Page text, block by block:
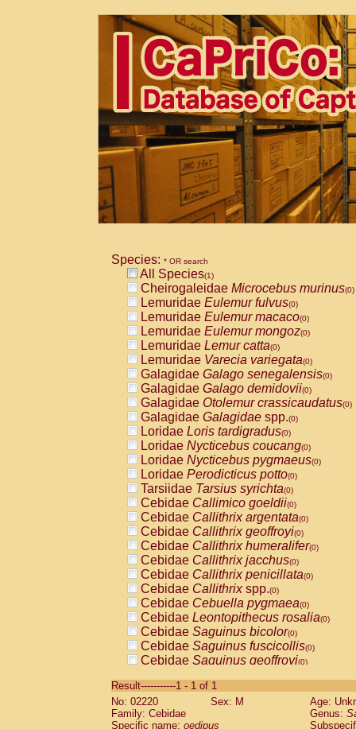
Species: * OR search
All Species(1)
Cheirogaleidae Microcebus murinus(0)
Lemuridae Eulemur fulvus(0)
Lemuridae Eulemur macaco(0)
Lemuridae Eulemur mongoz(0)
Lemuridae Lemur catta(0)
Lemuridae Varecia variegata(0)
Galagidae Galago senegalensis(0)
Galagidae Galago demidovii(0)
Galagidae Otolemur crassicaudatus(0)
Galagidae Galagidae spp.(0)
Loridae Loris tardigradus(0)
Loridae Nycticebus coucang(0)
Loridae Nycticebus pygmaeus(0)
Loridae Perodicticus potto(0)
Tarsiidae Tarsius syrichta(0)
Cebidae Callimico goeldii(0)
Cebidae Callithrix argentata(0)
Cebidae Callithrix geoffroyi(0)
Cebidae Callithrix humeralifer(0)
Cebidae Callithrix jacchus(0)
Cebidae Callithrix penicillata(0)
Cebidae Callithrixspp.(0)
Cebidae Cebuella pygmaea(0)
Cebidae Leontopithecus rosalia(0)
Cebidae Saguinus bicolor(0)
Cebidae Saguinus fuscicollis(0)
Cebidae Saguinus geoffroyi(0)
CebidaeSaguinus labiatus(0)
Cebidae Saguinus leucopus (0)
Cebidae
Result-----------1 - 1 of 1
No: 02220
Sex: M
Age:
Family: Cebidae
Genus:
Specific name: oedipus